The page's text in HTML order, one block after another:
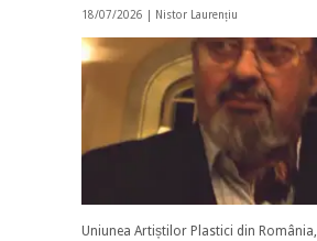
18/07/2026 | Nistor Laurențiu
Uniunea Artiștilor Plastici din